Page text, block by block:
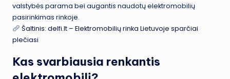
valstybės parama bei augantis naudotų elektromobilių
pasirinkimas rinkoje.
Šaltinis: delfi.lt – Elektromobilių rinka Lietuvoje sparčiai
plečiasi
Kas svarbiausia renkantis